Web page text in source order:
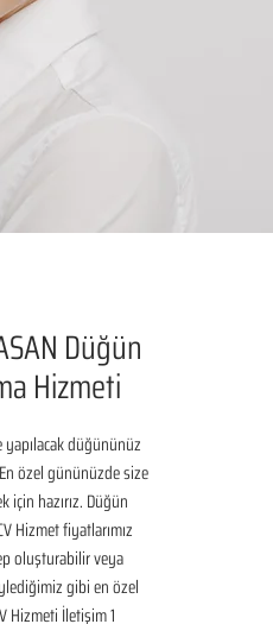
Düğün
Hizmeti
yapılacak düğününüz
özel gününüzde size
hazırız. Düğün
Hizmet fiyatlarımız
oluşturabilir veya
gibi en özel
Hizmeti İletişim 1